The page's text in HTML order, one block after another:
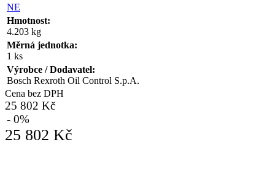
NE
Hmotnost:
4.203 kg
Měrná jednotka:
1 ks
Výrobce / Dodavatel:
Bosch Rexroth Oil Control S.p.A.
Cena bez DPH
25 802 Kč
- 0%
25 802 Kč